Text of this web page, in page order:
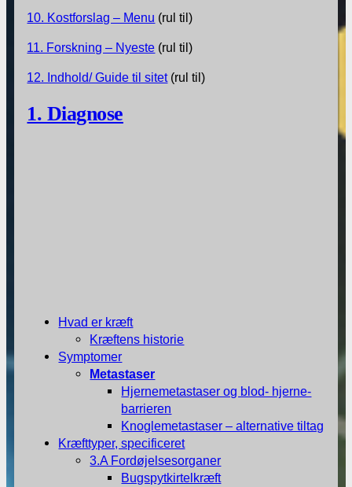
10. Kostforslag – Menu (rul til)
11. Forskning – Nyeste (rul til)
12. Indhold/ Guide til sitet(rul til)
1. Diagnose
Hvad er kræft
Kræftens historie
Symptomer
Metastaser
Hjernemetastaser og blod- hjerne-
barrieren
Knoglemetastaser – alternative tiltag
Kræfttyper, specificeret
3.A Fordøjelsesorganer
Bugspytkirtelkræft